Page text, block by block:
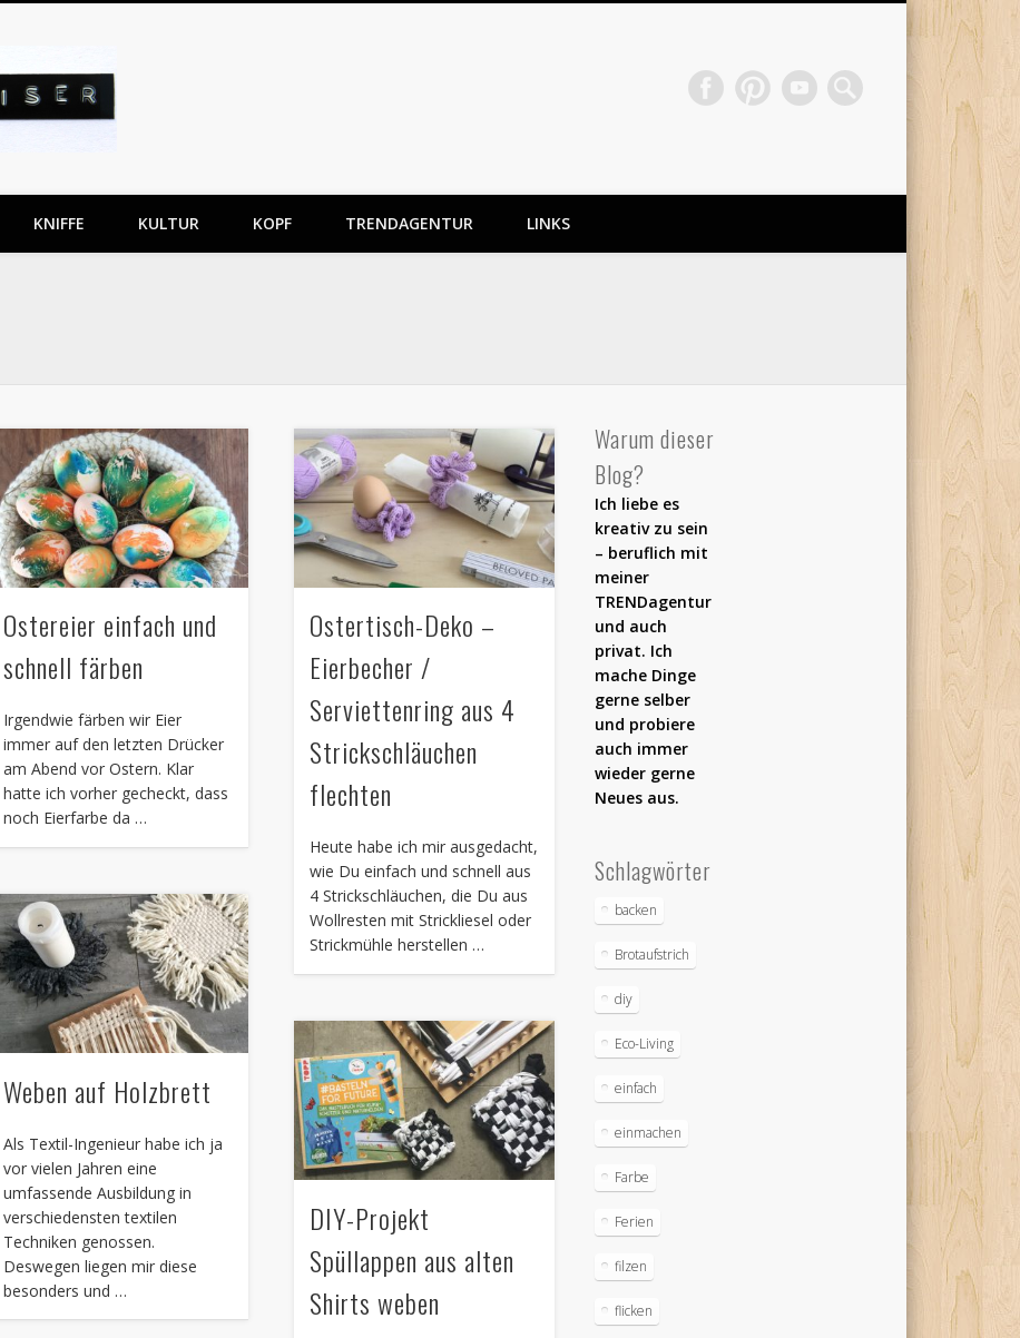
KNIFFE KULTUR KOPF TRENDAGENTUR LINKS
Ostereier einfach und
schnell färben
Irgendwie färben wir Eier
immer auf den letzten Drücker
am Abend vor Ostern. Klar
hatte ich vorher gecheckt, dass
noch Eierfarbe da …
Ostertisch-Deko –
Eierbecher /
Serviettenring aus 4
Strickschläuchen
flechten
Heute habe ich mir ausgedacht,
wie Du einfach und schnell aus
4 Strickschläuchen, die Du aus
Wollresten mit Strickliesel oder
Strickmühle herstellen …
Weben auf Holzbrett
Als Textil-Ingenieur habe ich ja
vor vielen Jahren eine
umfassende Ausbildung in
verschiedensten textilen
Techniken genossen.
Deswegen liegen mir diese
besonders und …
DIY-Projekt
Spüllappen aus alten
Shirts weben
Warum dieser
Blog?
Ich liebe es
kreativ zu sein
– beruflich mit
meiner
TRENDagentur
und auch
privat. Ich
mache Dinge
gerne selber
und probiere
auch immer
wieder gerne
Neues aus.
Schlagwörter
backen
Brotaufstrich
diy
Eco-Living
einfach
einmachen
Farbe
Ferien
filzen
flicken